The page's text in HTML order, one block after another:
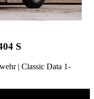
S
| Classic Data 1-